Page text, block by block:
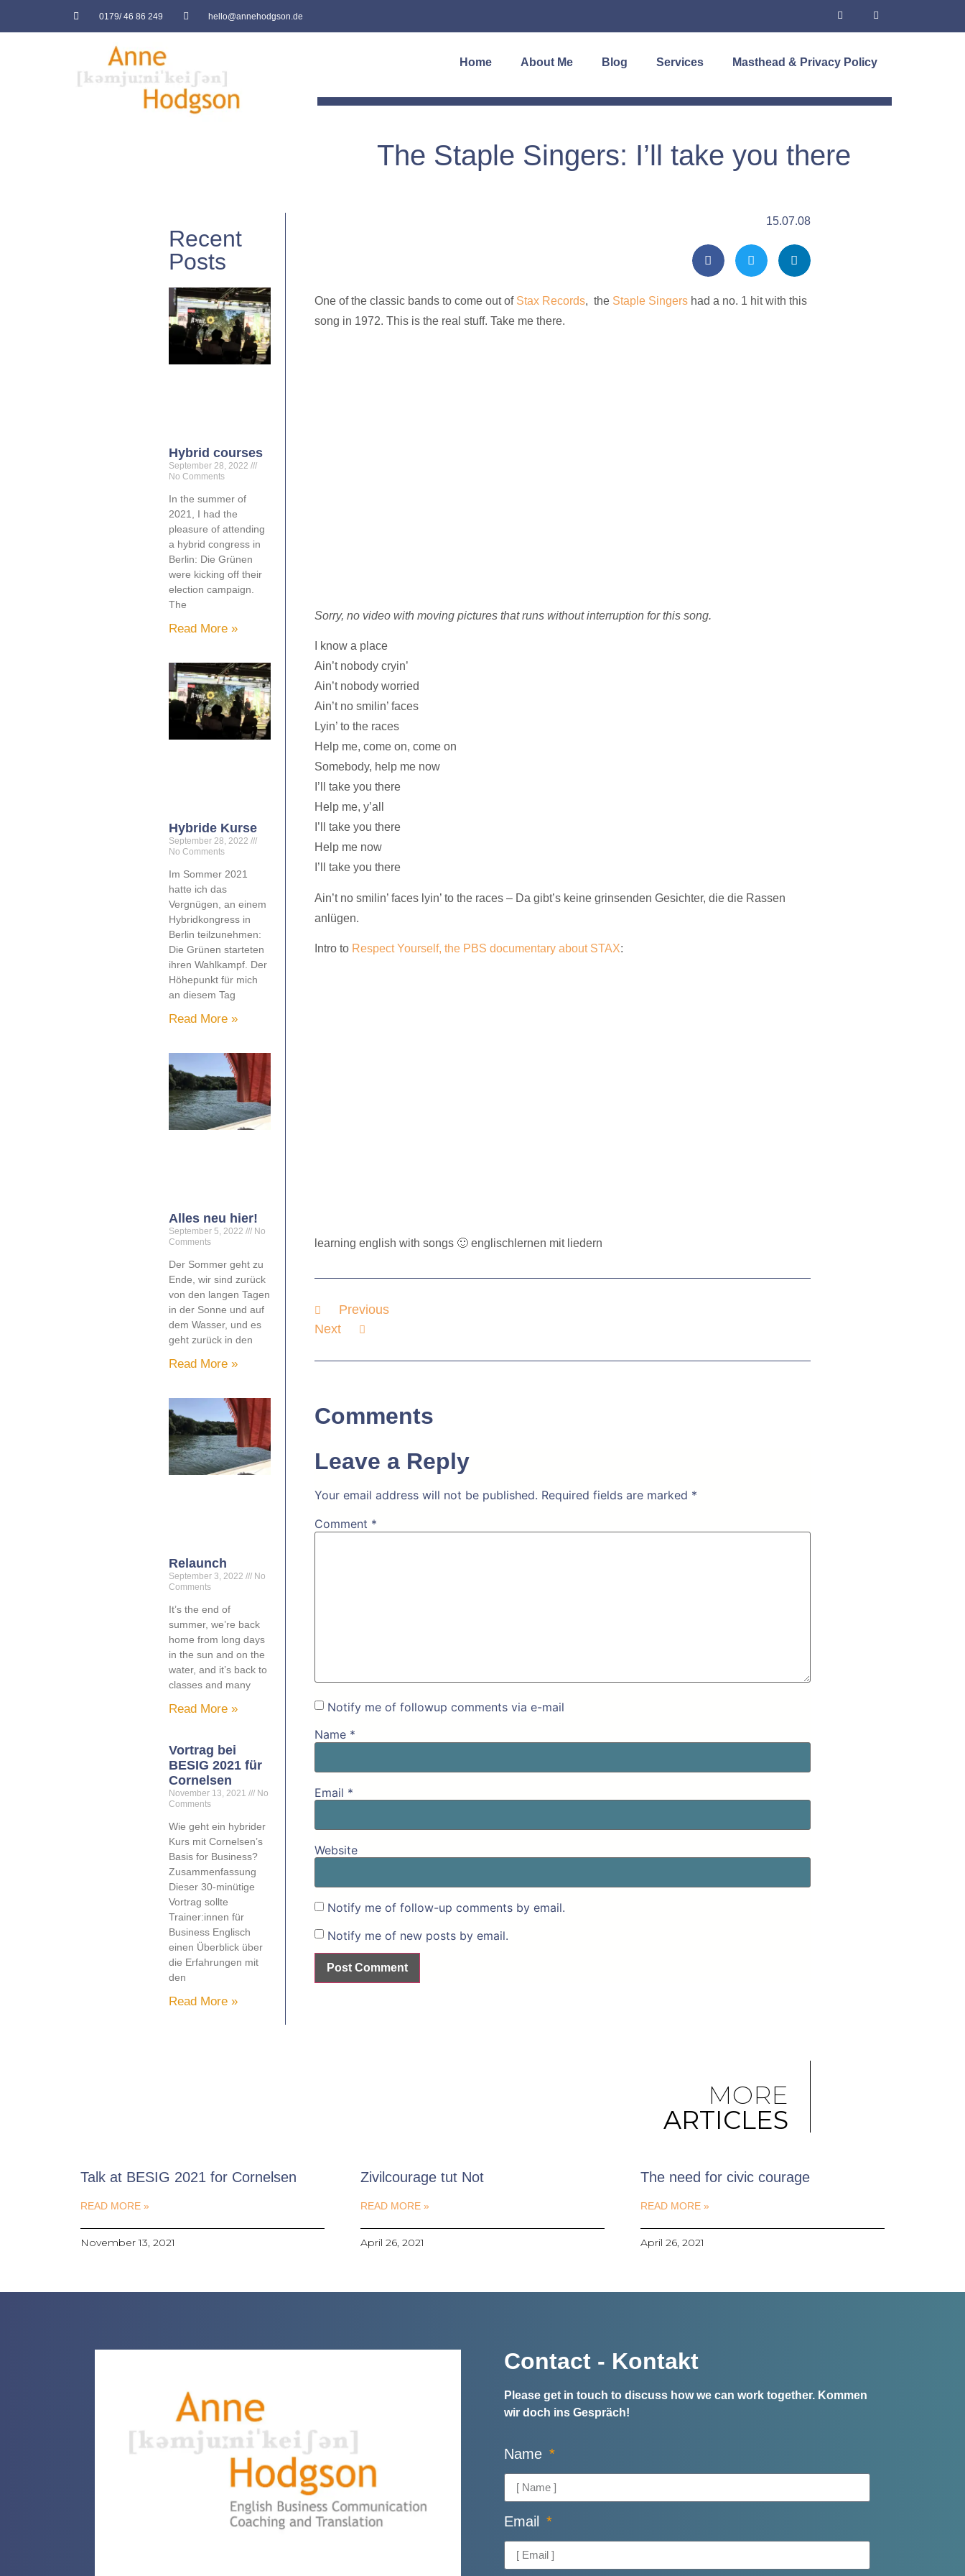
0179/ 46 86 249 hello@annehodgson.de
Home About Me Blog Services Masthead & Privacy Policy
The Staple Singers: I’ll take you there
Recent
Posts
Hybrid courses
September 28, 2022
No Comments
In the summer of
2021, I had the
pleasure of attending
a hybrid congress in
Berlin: Die Grünen
were kicking off their
election campaign.
The
Read More »
Hybride Kurse
September 28, 2022
No Comments
Im Sommer 2021
hatte ich das
Vergnügen, an einem
Hybridkongress in
Berlin teilzunehmen:
Die Grünen starteten
ihren Wahlkampf. Der
Höhepunkt für mich
an diesem Tag
Read More »
Alles neu hier!
September 5, 2022
No
Comments
Der Sommer geht zu
Ende, wir sind zurück
von den langen Tagen
in der Sonne und auf
dem Wasser, und es
geht zurück in den
Read More »
Relaunch
September 3, 2022
No
Comments
It’s the end of
summer, we’re back
home from long days
in the sun and on the
water, and it’s back to
classes and many
Read More »
Vortrag bei
BESIG 2021 für
Cornelsen
November 13, 2021
No
Comments
Wie geht ein hybrider
Kurs mit Cornelsen’s
Basis for Business?
Zusammenfassung
Dieser 30-minütige
Vortrag sollte
Trainer:innen für
Business Englisch
einen Überblick über
die Erfahrungen mit
den
Read More »
15.07.08
One of the classic bands to come out of Stax Records, the Staple Singershad a no. 1 hit with this
song in 1972. This is the real stuff. Take me there.
Sorry, no video with moving pictures that runs without interruption for this song.
I know a place
Ain’t nobody cryin’
Ain’t nobody worried
Ain’t no smilin’ faces
Lyin’ to the races
Help me, come on, come on
Somebody, help me now
I’ll take you there
Help me, y’all
I’ll take you there
Help me now
I’ll take you there
Ain’t no smilin’ faces lyin’ to the races – Da gibt’s keine grinsenden Gesichter, die die Rassen
anlügen.
Intro to Respect Yourself, the PBS documentary about STAX:
learning english with songs 🙂 englischlernen mit liedern
Previous
Next
Comments
Leave a Reply
Your email address will not be published. Required fields are marked *
Comment *
Notify me of followup comments via e-mail
Name *
Email *
Website
Notify me of follow-up comments by email.
Notify me of new posts by email.
MORE
ARTICLES
Talk at BESIG 2021 for Cornelsen
READ MORE »
November 13, 2021
Zivilcourage tut Not
READ MORE »
April 26, 2021
The need for civic courage
READ MORE »
April 26, 2021
Contact - Kontakt
Please get in touch to discuss how we can work together. Kommen
wir doch ins Gespräch!
Name
Email